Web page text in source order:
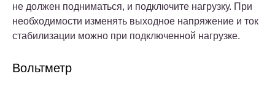
не должен подниматься, и подключите нагрузку. При
необходимости изменять выходное напряжение и ток
стабилизации можно при подключенной нагрузке.
Вольтметр